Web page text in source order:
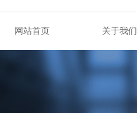
网站首页 关于我们